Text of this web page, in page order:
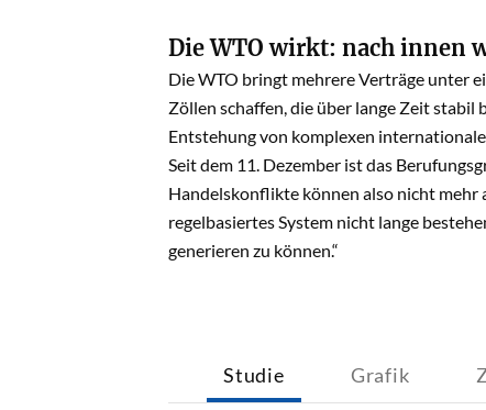
Die WTO wirkt: nach innen
Die WTO bringt mehrere Verträge unter
Zöllen schaffen, die über lange Zeit
Entstehung von komplexen
Seit dem 11. Dezember ist das
Handelskonflikte können also nicht mehr
regelbasiertes System nicht lange
generieren zu können.“
Studie Grafik